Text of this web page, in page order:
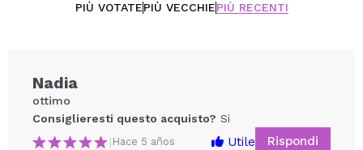
PIÙ VOTATEPIÙ VECCHIEPIÙ RECENTI
Nadia
ottimo
Consiglieresti questo acquisto? Si
| Hace 5 años Utile Rispondi